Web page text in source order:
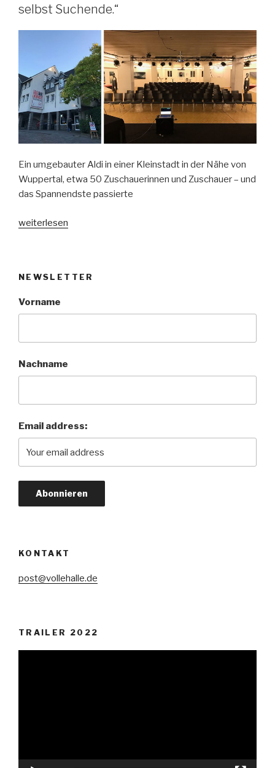
selbst Suchende.“
Ein umgebauter Aldi in einer Kleinstadt in der Nähe von
Wuppertal, etwa 50 Zuschauerinnen und Zuschauer – und
das Spannendste passierte
„vollehalle
Grunde
sind
Suchende.““
weiterlesen
NEWSLETTER
Vorname
Nachname
Email address:
KONTAKT
post@vollehalle.de
TRAILER 2022